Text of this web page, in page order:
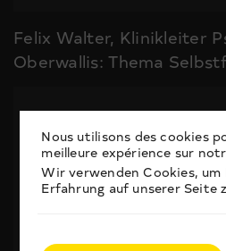
Felix Walter, Klinikleiter
Oberwallis: Thema
Nous utilisons des cookies
meilleure expérience sur
Wir verwenden Cookies, um
Erfahrung auf unserer Seite